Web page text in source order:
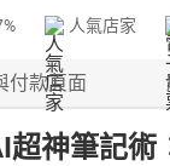
人氣店家
付款頁面
超神筆記術